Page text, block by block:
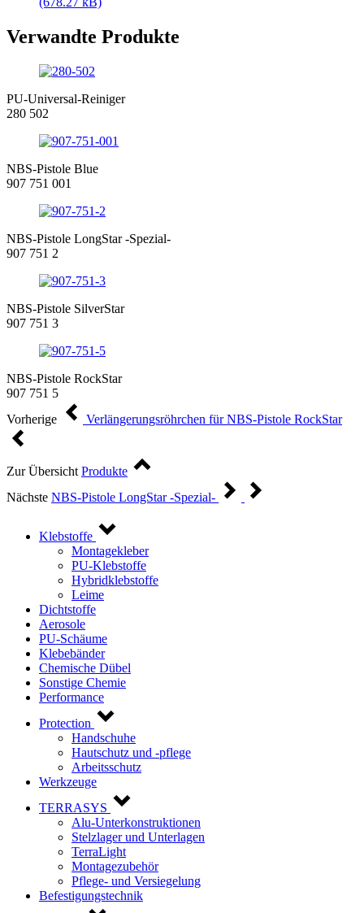
Verwandte Produkte
PU-Universal-Reiniger
280 502
NBS-Pistole Blue
907 751 001
NBS-Pistole LongStar -Spezial-
907 751 2
NBS-Pistole SilverStar
907 751 3
NBS-Pistole RockStar
907 751 5
Vorherige
Verlängerungsröhrchen für NBS-Pistole RockStar
Zur Übersicht Produkte
Nächste NBS-Pistole LongStar -Spezial-
Klebstoffe
Montagekleber
PU-Klebstoffe
Hybridklebstoffe
Leime
Dichtstoffe
Aerosole
PU-Schäume
Klebebänder
Chemische Dübel
Sonstige Chemie
Performance
Protection
Handschuhe
Hautschutz und -pflege
Arbeitsschutz
Werkzeuge
TERRASYS
Alu-Unterkonstruktionen
Stelzlager und Unterlagen
TerraLight
Montagezubehör
Pflege- und Versiegelung
Befestigungstechnik